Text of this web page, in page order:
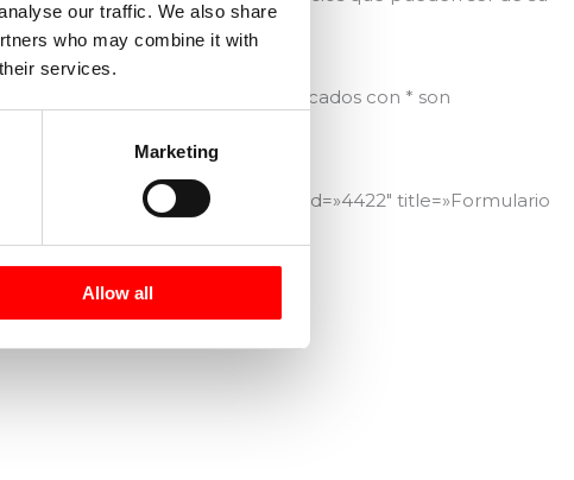
our traffic. We also share
who may combine it with
services.
Marketing
Allow all
interés.
Los campos marcados con * son
[contact-form-7 id=»4422″ title=»Formulario